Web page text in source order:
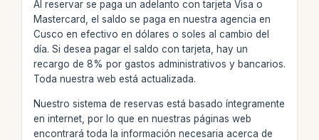
Al reservar se paga un adelanto con tarjeta Visa o
Mastercard, el saldo se paga en nuestra agencia en
Cusco en efectivo en dólares o soles al cambio del
día. Si desea pagar el saldo con tarjeta, hay un
recargo de 8% por gastos administrativos y bancarios.
Toda nuestra web está actualizada.
Nuestro sistema de reservas está basado íntegramente
en internet, por lo que en nuestras páginas web
encontrará toda la información necesaria acerca de